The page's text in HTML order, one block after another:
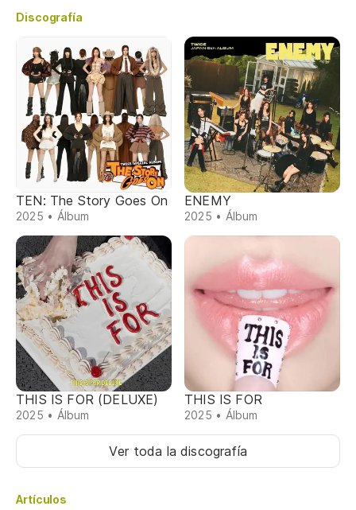
Discografía
TEN: The Story Goes On
2025 • Álbum
ENEMY
2025 • Álbum
THIS IS FOR (DELUXE)
2025 • Álbum
THIS IS FOR
2025 • Álbum
Ver toda la discografía
Artículos